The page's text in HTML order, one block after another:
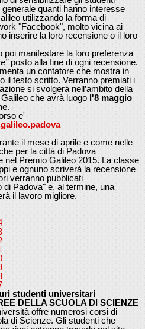
quanti hanno interesse
utilizzando la forma di
"Facebook", molto vicina ai
inserire la loro recensione o il loro
poi manifestare la loro preferenza
posto alla fine di ogni recensione.
un contatore che mostra in
il testo scritto. Verranno premiati i
si svolgerà nell’ambito della
che avrà luogo l'8 maggio
.
e'
il mese di aprile e come nelle
per la città di Padova
nel Premio Galileo 2015. La classe
e ognuno scriverà la recensione
verranno pubblicati
Padova" e, al termine, una
il lavoro migliore.
studenti universitari
DELLA SCUOLA DI SCIENZE
offre numerosi corsi di
di Scienze. Gli studenti che